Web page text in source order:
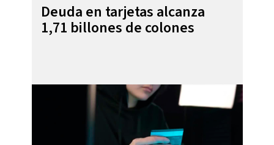
Deuda en tarjetas alcanza
1,71 billones de colones